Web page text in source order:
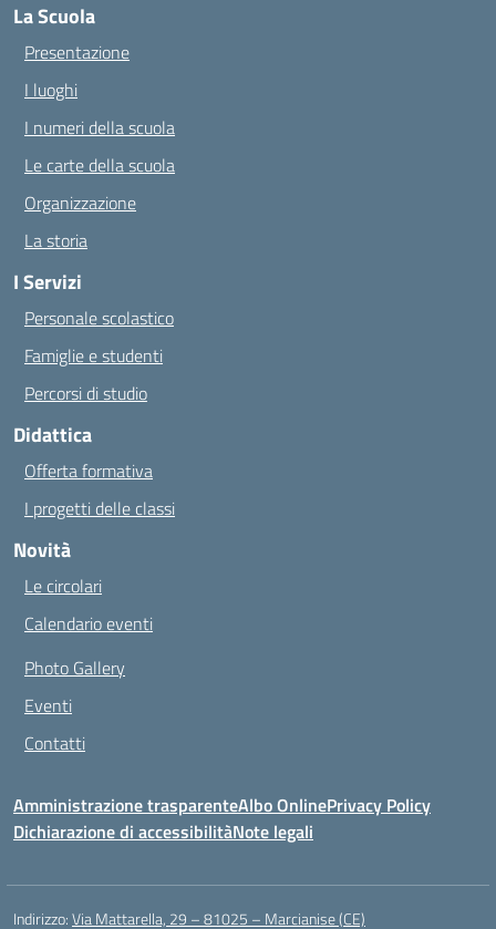
La Scuola
Presentazione
I luoghi
I numeri della scuola
Le carte della scuola
Organizzazione
La storia
I Servizi
Personale scolastico
Famiglie e studenti
Percorsi di studio
Didattica
Offerta formativa
I progetti delle classi
Novità
Le circolari
Calendario eventi
Photo Gallery
Eventi
Contatti
Amministrazione trasparenteAlbo OnlinePrivacy Policy
Dichiarazione di accessibilitàNote legali
Indirizzo:Via Mattarella, 29 – 81025 – Marcianise (CE)